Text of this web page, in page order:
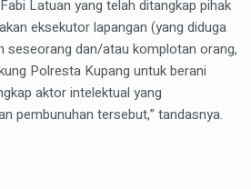
Latuan yang telah ditangkap pihak
eksekutor lapangan (yang diduga
seseorang dan/atau komplotan orang,
Polresta Kupang untuk berani
aktor intelektual yang
pembunuhan tersebut,” tandasnya.